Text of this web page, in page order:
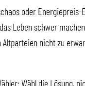
oder
Leben schwer
Altparteien nicht zu
Wähl die Lösung,